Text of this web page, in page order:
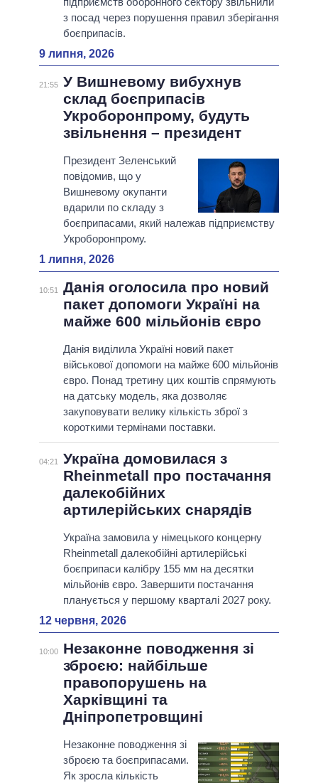
з посад через порушення правил зберігання
боєприпасів.
9 липня, 2026
21:55 У Вишневому вибухнув
склад боєприпасів
Укроборонпрому, будуть
звільнення – президент
Президент Зеленський
повідомив, що у
Вишневому окупанти
вдарили по складу з
боєприпасами, який належав підприємству
Укроборонпрому.
1 липня, 2026
10:51
Данія оголосила про новий
пакет допомоги Україні на
майже 600 мільйонів євро
Данія виділила Україні новий пакет
військової допомоги на майже 600 мільйонів
євро. Понад третину цих коштів спрямують
на датську модель, яка дозволяє
закуповувати велику кількість зброї з
короткими термінами поставки.
04:21
Україна домовилася з
Rheinmetall про постачання
далекобійних
артилерійських снарядів
Україна замовила у німецького концерну
Rheinmetall далекобійні артилерійські
боєприпаси калібру 155 мм на десятки
мільйонів євро. Завершити постачання
планується у першому кварталі 2027 року.
12 червня, 2026
10:00
Незаконне поводження зі
зброєю: найбільше
правопорушень на
Харківщині та
Дніпропетровщині
Незаконне поводження зі
зброєю та боєприпасами.
Як зросла кількість